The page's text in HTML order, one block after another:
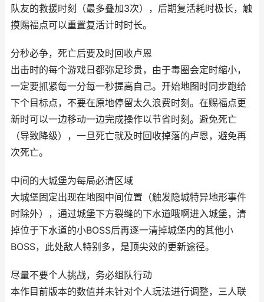
队友的救援时刻（最多叠加3次），后期复活耗时极长，触
摸赐福点可以重置复活计时时长。
分秒必争，死亡后要及时回收卢恩
出击时的每个游戏日都弥足珍贵，由于毒圈会定时缩小，
一定要抓紧每一分每一秒提高自己。开始地图时同步跑给
下个目标点，不要在原地停留太久浪费时刻。在赐福点更
新时可以一边移动一边完成操作以节省时刻。避免死亡
（导致降级），一旦死亡就及时回收掉落的卢恩，避免再
次死亡。
中间的大城堡为每局必清区域
大城堡固定出现在地图中间位置（触发隐城特异地形事件
时除外），通过城堡下方裂缝的下水道哦啊进入城堡，清
掉位于下水道的小BOSS后再逐一清掉城堡内的其他小
BOSS，此处敌人特别多，是顶尖效的更新途径。
尽量不要个人挑战，务必组队行动
本作目前版本的数值并未针对个人玩法进行调整，三人联